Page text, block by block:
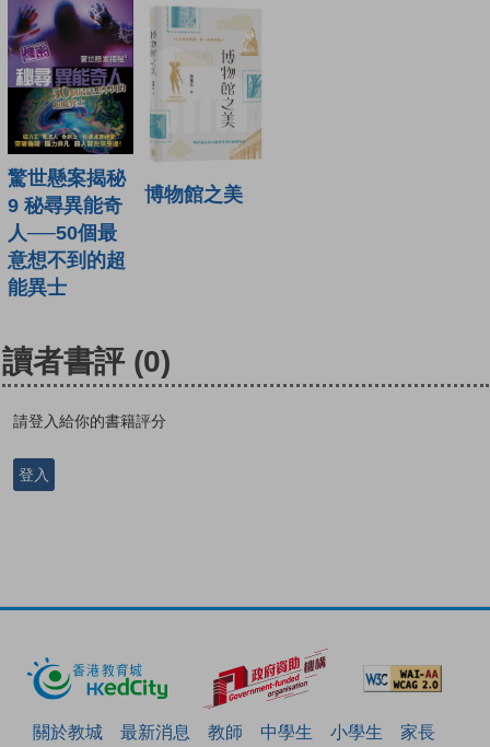
驚世懸案揭秘
9 秘尋異能奇
人──50個最
意想不到的超
能異士
博物館之美
讀者書評 (0)
請登入給你的書籍評分
登入
關於教城 最新消息 教師 中學生 小學生
家長